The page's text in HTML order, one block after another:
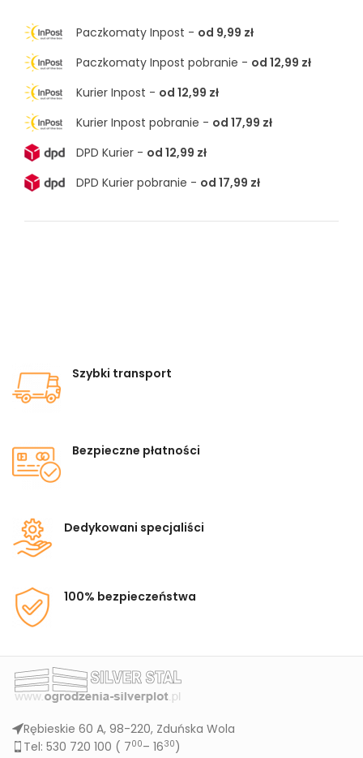
Paczkomaty Inpost - od 9,99 zł
Paczkomaty Inpost pobranie - od 12,99 zł
Kurier Inpost - od 12,99 zł
Kurier Inpost pobranie - od 17,99 zł
DPD Kurier - od 12,99 zł
DPD Kurier pobranie - od 17,99 zł
Szybki transport
Bezpieczne płatności
Dedykowani specjaliści
100% bezpieczeństwa
Rębieskie 60 A, 98-220, Zduńska Wola
Tel: 530 720 100 ( 700– 1630)